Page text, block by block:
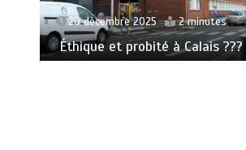
20 décembre 2025 2 minutes
Éthique et probité à Calais ???